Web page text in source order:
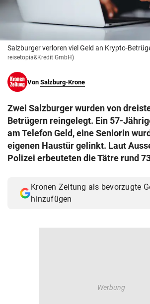
© Krone Multimedia GmbH & Co KG 2026
Muthgasse 2, 1190 Wien
Salzburger verloren viel Geld an Krypto-
reisetopia&Kredit GmbH)
Von Salzburg-Krone
Zwei Salzburger wurden von
Betrügern reingelegt. Ein 57-
am Telefon Geld, eine Seniorin
eigenen Haustür gelinkt. Laut
Polizei erbeuteten die Tätre rund
Kronen Zeitung als bevorzugte
hinzufügen